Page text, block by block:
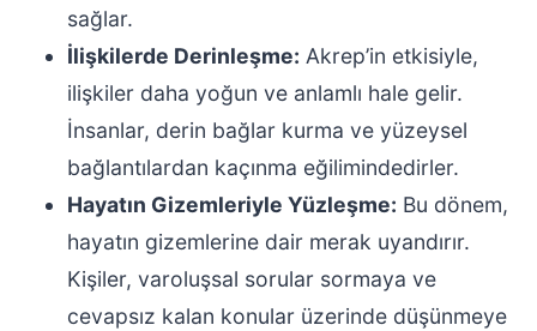
sağlar.
İlişkilerde Derinleşme: Akrep’in etkisiyle,
ilişkiler daha yoğun ve anlamlı hale gelir.
İnsanlar, derin bağlar kurma ve yüzeysel
bağlantılardan kaçınma eğilimindedirler.
Hayatın Gizemleriyle Yüzleşme: Bu dönem,
hayatın gizemlerine dair merak uyandırır.
Kişiler, varoluşsal sorular sormaya ve
cevapsız kalan konular üzerinde düşünmeye